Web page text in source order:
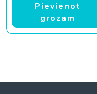
Pievienot
grozam